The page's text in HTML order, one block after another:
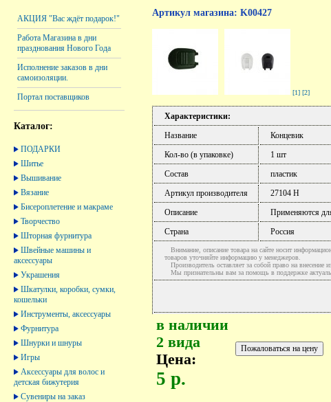
АКЦИЯ "Вас ждёт подарок!"
Работа Магазина в дни
празднования Нового Года
Исполнение заказов в дни
самоизоляции.
Портал поставщиков
Каталог:
ПОДАРКИ
Шитье
Вышивание
Вязание
Бисероплетение и макраме
Творчество
Шторная фурнитура
Швейные машины и
аксессуары
Украшения
Шкатулки, коробки, сумки,
кошельки
Инструменты, аксессуары
Фурнитура
Шнурки и шнуры
Игры
Аксессуары для волос и
детская бижутерия
Сувениры на заказ
Артикул магазина: K00427
[1] [2]
Характеристики:
Название
Концевик
Кол-во (в упаковке)
1 шт
Состав
пластик
Артикул производителя
27104 Н
Описание
Применяются
Страна
Россия
Внимание, описание товара на сайте носит
товаров уточняйте информацию у менеджеров.
Производитель оставляет за собой право на внесение
Мы признательны вам за помощь в поддержке
в наличии
2 вида
Цена:
5 р.